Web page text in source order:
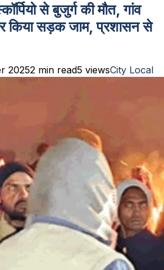
से बुजुर्ग की मौत, गांव
किया सड़क जाम, प्रशासन से
20252 min read5 viewsCity Local